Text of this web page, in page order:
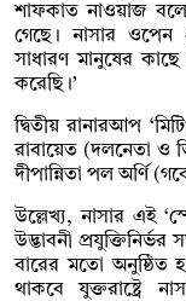
শাফকাত নাওয়াজ
গেছে। নাসার ওপেন
সাধারণ মানুষের
করেছি।’
দ্বিতীয় রানারআপ
রাবায়েত (দলনেতা ও
দীপান্নিতা পল অর্ণি
উল্লেখ্য, নাসার এই
উদ্ভাবনী
বারের মতো অনুষ্ঠিত
থাকবে যুক্তরাষ্ট্রে